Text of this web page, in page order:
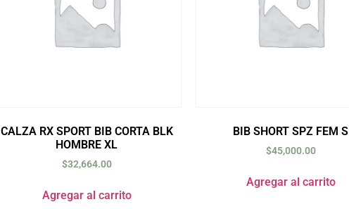
CALZA RX SPORT BIB CORTA BLK
HOMBRE XL
$32,664.00
Agregar al carrito
BIB SHORT SPZ FEM S
$45,000.00
Agregar al carrito